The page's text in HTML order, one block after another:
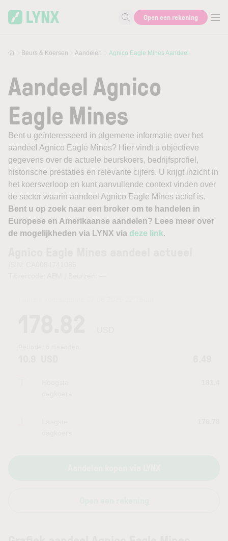
Zoek naar informatie
Open een rekening
Beurs & Koersen Aandelen Agnico Eagle Mines Aandeel
Aandeel Agnico
Eagle Mines
Bent u geïnteresseerd in algemene informatie over het
aandeel Agnico Eagle Mines? Hier vindt u objectieve
gegevens over de actuele beurskoers, bedrijfsprofiel,
historische prestaties en relevante cijfers. U krijgt inzicht in
het koersverloop en kunt aanvullende context vinden over
de sector waarin aandeel Agnico Eagle Mines actief is.
Bent u op zoek naar een broker om te handelen in
Europese en Amerikaanse aandelen? Lees meer over
de mogelijkheden via LYNX via deze link.